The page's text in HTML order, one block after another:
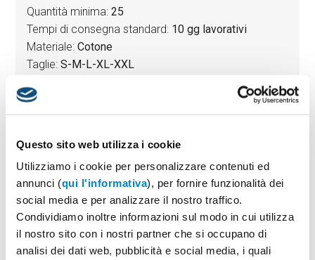
Questo sito web utilizza i cookie
Utilizziamo i cookie per personalizzare contenuti ed
annunci (qui l'informativa), per fornire funzionalità dei
social media e per analizzare il nostro traffico.
Condividiamo inoltre informazioni sul modo in cui utilizza
il nostro sito con i nostri partner che si occupano di
analisi dei dati web, pubblicità e social media, i quali
Quantità minima:25
Tempi di consegna standard: 10 gg lavorativi
Materiale:Cotone
Taglie:S-M-L-XL-XXL
Potrai indicare successivamente la suddivisione per
taglie e colore
1 Seleziona il colore: